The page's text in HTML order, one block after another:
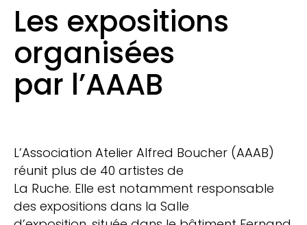
Les expositions
organisées
par l’AAAB
L’Association Atelier Alfred Boucher (AAAB)
réunit plus de 40 artistes de
La Ruche. Elle est notamment responsable
des expositions dans la Salle